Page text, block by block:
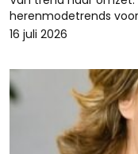
herenmodetrends
16 juli 2026